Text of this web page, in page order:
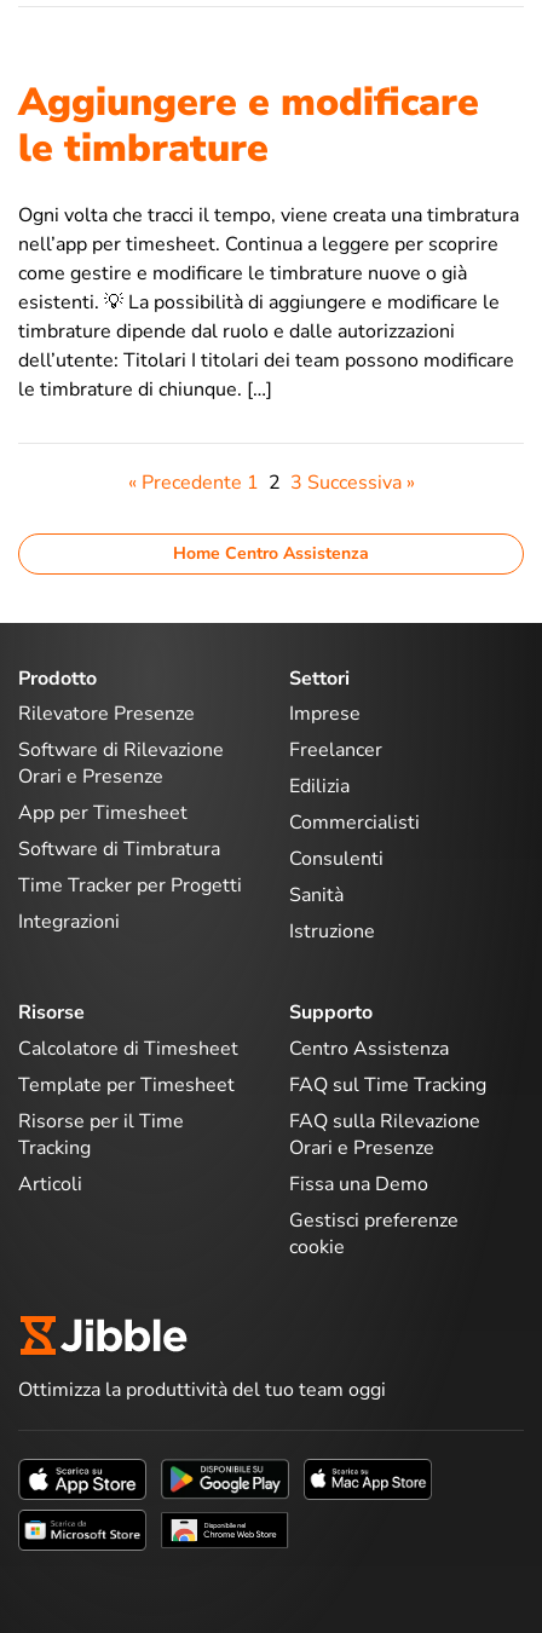
Aggiungere e modificare
le timbrature
Ogni volta che tracci il tempo, viene creata una timbratura
nell’app per timesheet. Continua a leggere per scoprire
come gestire e modificare le timbrature nuove o già
esistenti. 💡 La possibilità di aggiungere e modificare le
timbrature dipende dal ruolo e dalle autorizzazioni
dell’utente: Titolari I titolari dei team possono modificare
le timbrature di chiunque. […]
« Precedente 1 2 3 Successiva »
Home Centro Assistenza
Prodotto
Rilevatore Presenze
Software di Rilevazione
Orari e Presenze
App per Timesheet
Software di Timbratura
Time Tracker per Progetti
Integrazioni
Settori
Imprese
Freelancer
Edilizia
Commercialisti
Consulenti
Sanità
Istruzione
Risorse
Calcolatore di Timesheet
Template per Timesheet
Risorse per il Time
Tracking
Articoli
Supporto
Centro Assistenza
FAQ sul Time Tracking
FAQ sulla Rilevazione
Orari e Presenze
Fissa una Demo
Gestisci preferenze
cookie
Ottimizza la produttività del tuo team oggi